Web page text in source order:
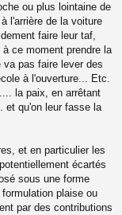
ou plus lointaine de
l'arrière de la voiture
faire leur taf,
ce moment prendre la
pas faire lever des
à l'ouverture... Etc.
la paix, en arrêtant
et qu'on leur fasse la
et en particulier les
écartés
sous une forme
plaise ou
par des contributions